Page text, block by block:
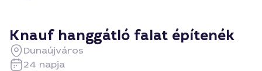
Knauf hanggátló falat építenék
Dunaújváros
24 napja